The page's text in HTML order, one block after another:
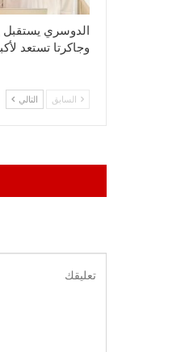
الدوسري يستقبل
وجاكرتا تستعد
السابق التالي